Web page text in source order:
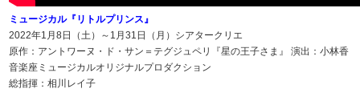
ミュージカル『リトルプリンス』
2022年1月8日（土）～1月31日（月）シアタークリエ
原作：アントワーヌ・ド・サン＝テグジュペリ『星の王子さま』 演出：小林香
音楽座ミュージカルオリジナルプロダクション
総指揮：相川レイ子